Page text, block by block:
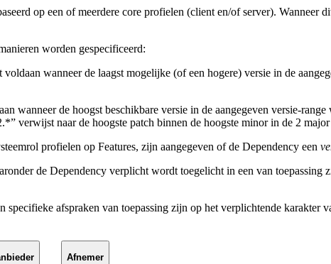
op een of meerdere core profielen (client en/of server). Wanneer
worden gespecificeerd:
wanneer de laagst mogelijke (of een hogere) versie in de
wanneer de hoogst beschikbare versie in de aangegeven versie-
verwijst naar de hoogste patch binnen de hoogste minor in de 2
profielen op Features, zijn aangegeven of de Dependency een
de Dependency verplicht wordt toegelicht in een van toepassing
afspraken van toepassing zijn op het verplichtende karakter
Afnemer